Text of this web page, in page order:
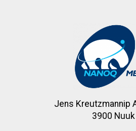
Jens Kreutzmannip
3900 Nuuk